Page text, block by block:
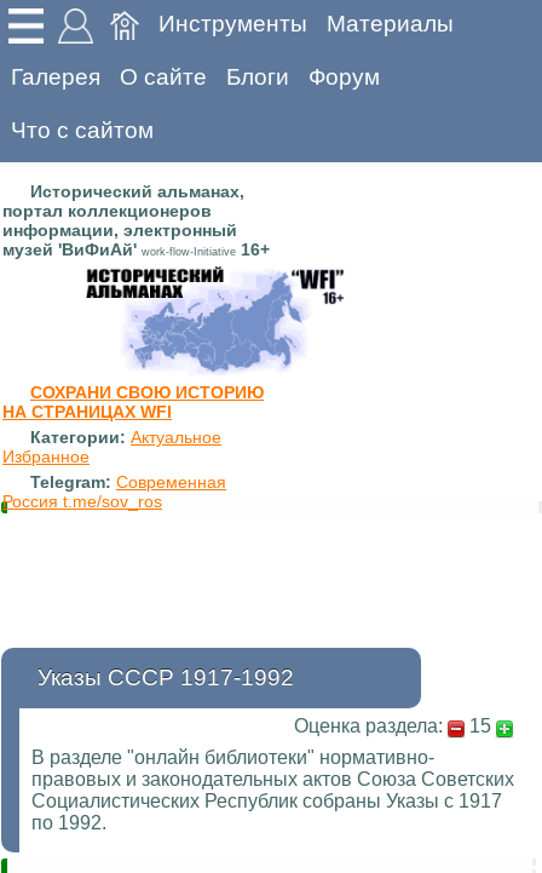
Инструменты Материалы
Галерея О сайте Блоги Форум
Что с сайтом
Исторический альманах,
портал коллекционеров
информации, электронный
музей 'ВиФиАй' work-flow-Initiative 16+
СОХРАНИ СВОЮ ИСТОРИЮ
НА СТРАНИЦАХ WFI
Категории: Актуальное
Избранное
Telegram: Современная
Россия t.me/sov_ros
Указы СССР 1917-1992
Оценка раздела:
15
В разделе "онлайн библиотеки" нормативно-
правовых и законодательных актов Союза Советских
Социалистических Республик собраны Указы с 1917
по 1992.